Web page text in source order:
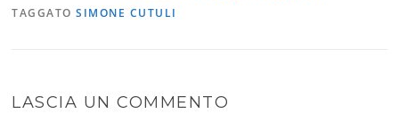
TAGGATOSIMONE CUTULI
LASCIA UN COMMENTO